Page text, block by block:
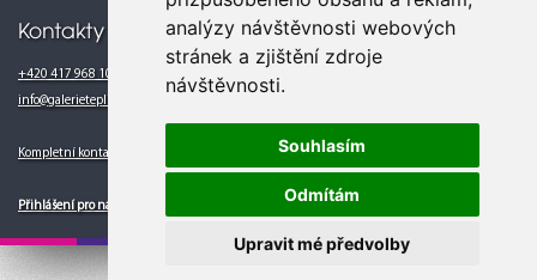
analýzy návštěvnosti webových
stránek a zjištění zdroje
návštěvnosti.
Souhlasím
Odmítám
Upravit mé předvolby
Kontakty
+420 417 968 102
info@galerieteplice.cz
Kompletní kontakty
Přihlášení pro nájemce